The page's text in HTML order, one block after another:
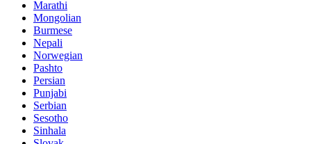
Marathi
Mongolian
Burmese
Nepali
Norwegian
Pashto
Persian
Punjabi
Serbian
Sesotho
Sinhala